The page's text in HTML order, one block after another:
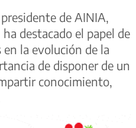
de AINIA,
destacado el papel de
en la evolución de la
de disponer de un
conocimiento,